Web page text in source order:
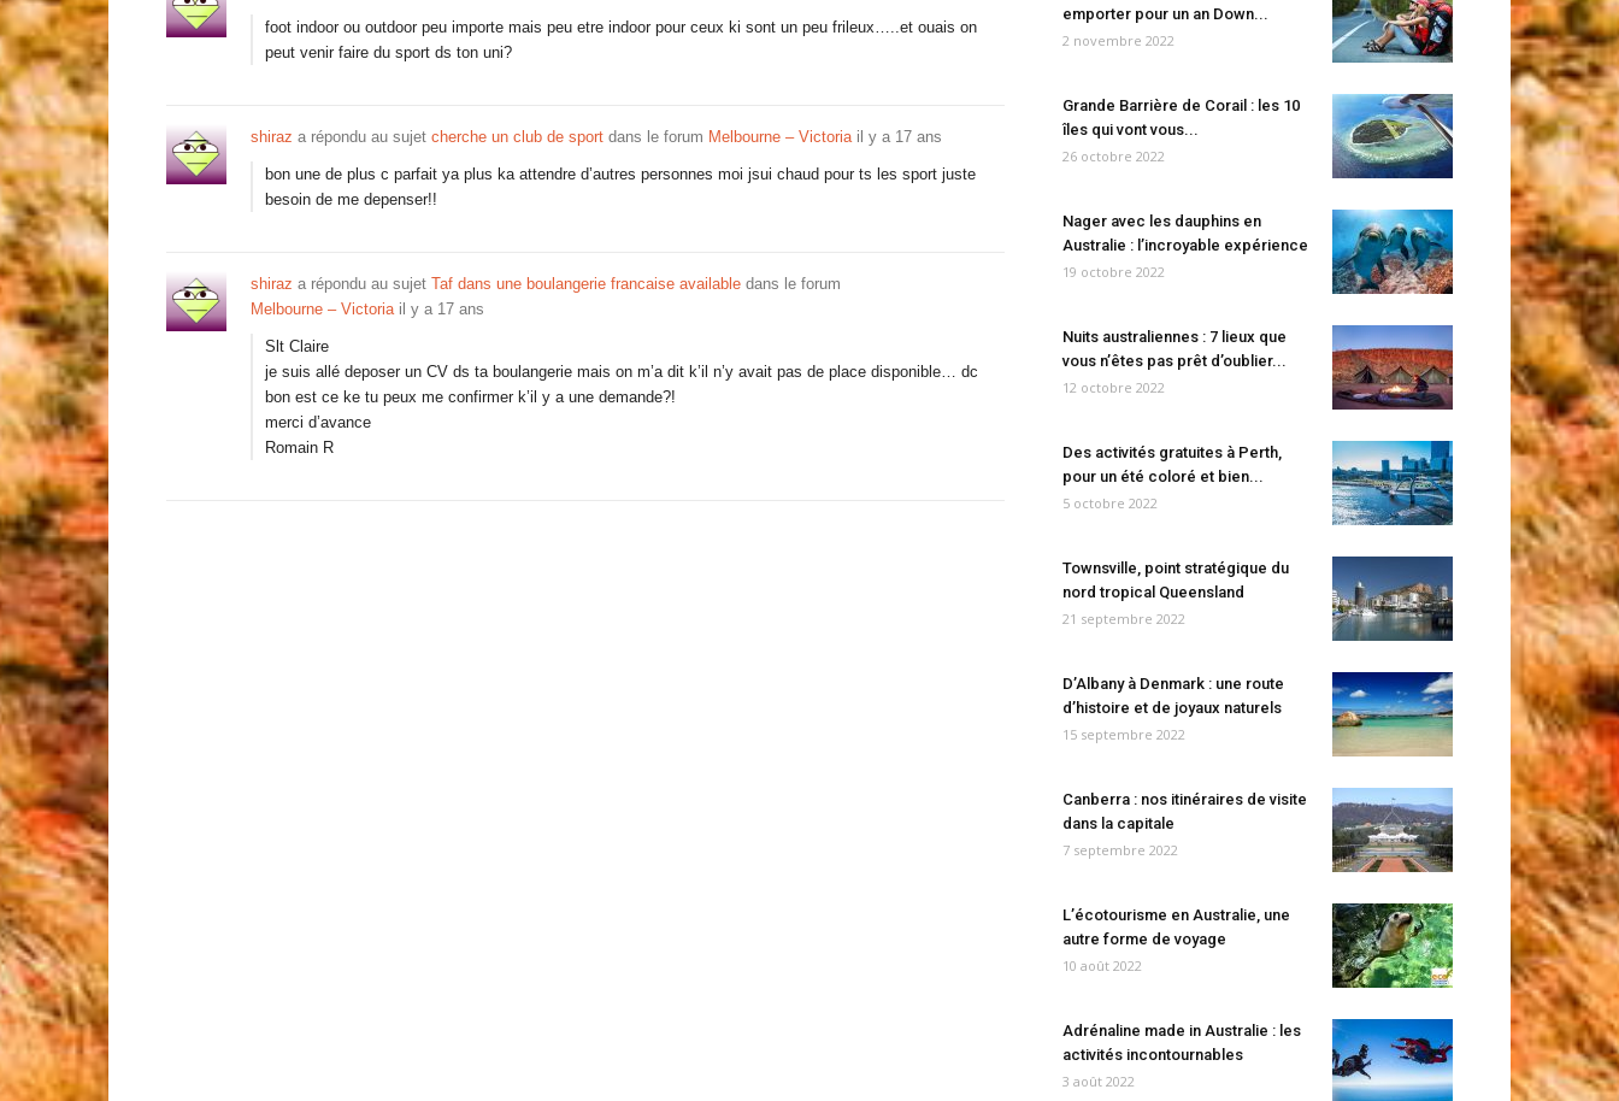
foot indoor ou outdoor peu importe mais peu etre indoor pour ceux ki sont un peu frileux…..et ouais on
peut venir faire du sport ds ton uni?
shiraz a répondu au sujet cherche un club de sport dans le forum Melbourne – Victoria il y a 17 ans
bon une de plus c parfait ya plus ka attendre d’autres personnes moi jsui chaud pour ts les sport juste
besoin de me depenser!!
shiraz a répondu au sujet Taf dans une boulangerie francaise available dans le forum
Melbourne – Victoria il y a 17 ans
Slt Claire
je suis allé deposer un CV ds ta boulangerie mais on m’a dit k’il n’y avait pas de place disponible… dc
bon est ce ke tu peux me confirmer k’il y a une demande?!
merci d’avance
Romain R
emporter pour un an Down...
2 novembre 2022
Grande Barrière de Corail : les 10
îles qui vont vous...
26 octobre 2022
Nager avec les dauphins en
Australie : l’incroyable expérience
19 octobre 2022
Nuits australiennes : 7 lieux que
vous n’êtes pas prêt d’oublier...
12 octobre 2022
Des activités gratuites à Perth,
pour un été coloré et bien...
5 octobre 2022
Townsville, point stratégique du
nord tropical Queensland
21 septembre 2022
D’Albany à Denmark : une route
d’histoire et de joyaux naturels
15 septembre 2022
Canberra : nos itinéraires de visite
dans la capitale
7 septembre 2022
L’écotourisme en Australie, une
autre forme de voyage
10 août 2022
Adrénaline made in Australie : les
activités incontournables
3 août 2022